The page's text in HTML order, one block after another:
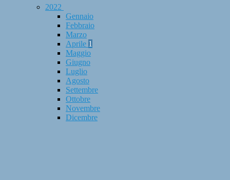
2022
Gennaio
Febbraio
Marzo
Aprile 1
Maggio
Giugno
Luglio
Agosto
Settembre
Ottobre
Novembre
Dicembre